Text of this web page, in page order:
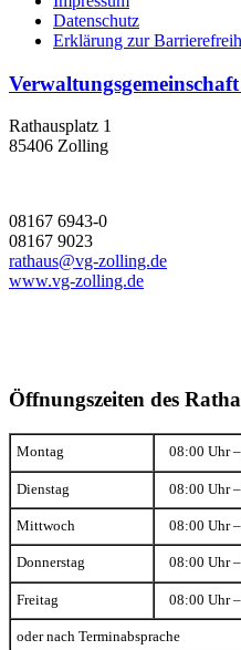
Datenschutz
Erklärung zur
Rathausplatz 1
85406 Zolling
08167 6943-0
08167 9023
rathaus@vg-zolling.de
www.vg-zolling.de
Öffnungszeiten des
Montag 08:00 Uhr
Dienstag 08:00 Uhr
Mittwoch 08:00 Uhr
Donnerstag 08:00 Uhr
Freitag 08:00 Uhr
oder nach Terminabsprache